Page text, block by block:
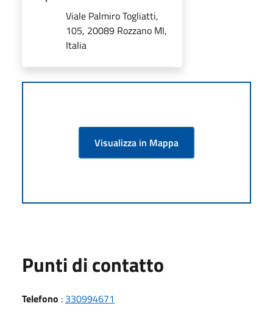
Viale Palmiro Togliatti,
105, 20089 Rozzano MI,
Italia
Visualizza in Mappa
Punti di contatto
Telefono : 330994671